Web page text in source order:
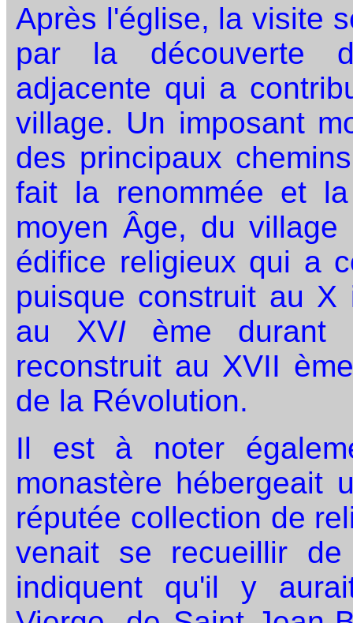
Après l'église, la visite
par la découverte
adjacente qui a
village. Un imposant
des principaux
fait la renommée et
moyen Âge, du
édifice religieux qui a
puisque construit au
au XVI ème durant
reconstruit au XVII
de la Révolution.
Il est à noter
monastère hébergeait
réputée collection de
venait se recueillir
indiquent qu'il y